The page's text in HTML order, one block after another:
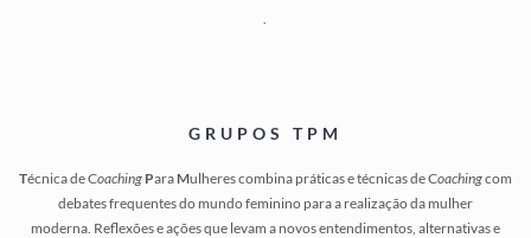
.
GRUPOS TPM
Técnica de Coaching Para Mulheres combina práticas e técnicas de Coachingcom
debates frequentes do mundo feminino para a realização da mulher
moderna. Reflexões e ações que levam a novos entendimentos, alternativas e